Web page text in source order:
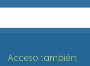
Acceso también: